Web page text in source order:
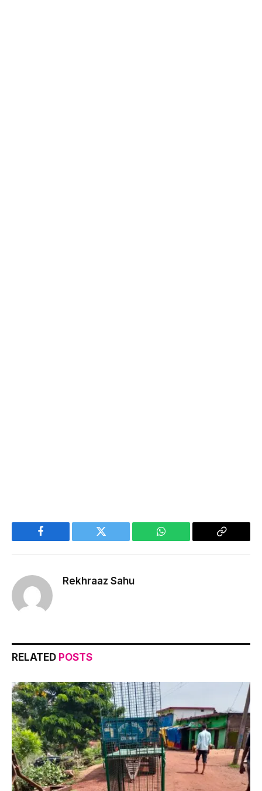
Facebook Twitter WhatsApp
Copy
Rekhraaz Sahu
RELATED POSTS